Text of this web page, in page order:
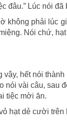
đâu.” Lúc nói
không phải lúc
Nói chứ,
vậy, hết nói thành
nói vài câu, sau
tiệc mời ăn.
hạt dẻ cười trên